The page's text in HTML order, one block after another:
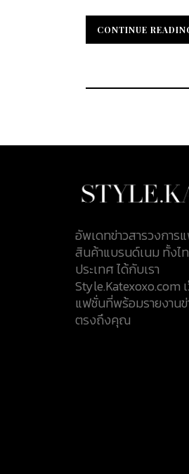
กำลังมาแรง สร้าง
และด้วยรูปทรงกระ
หมายปอง อยากจับ
ด้วย มีรุ่นไหนที่น่าจับต
เหมาะแก่การใช้งาน
เด่นด้วยโลโก้ ตัว J
อักษรสีทองด้านหน้า
หนา วัสดุหลักที่นำมาผลิตกระเป๋ามี 2 ชนิด คือ หนังกลับ
100% (Suede
(Leather 100%) โ
คือ 11 x 7.5 เซนติเม
หรือเป็นเงินไทยประมาณ
Le Bambino...
CONTINUE
CONTINUE
อัพเดทข่าวสารวงการ
สินค้าแบรนด์เนม ทั้งไ
ประเทศ ได้กับเรา
Style.Katexoxo.com
แฟชั่นที่พร้อมรายงานข่
ตรงถึงคุณ